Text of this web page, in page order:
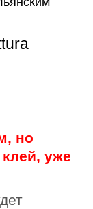
но
уже